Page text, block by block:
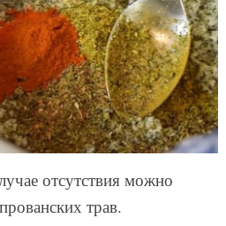
отсутствия можно
трав.